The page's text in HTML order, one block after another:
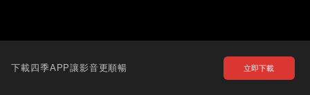
下載四季APP讓影音更順暢 立即下載